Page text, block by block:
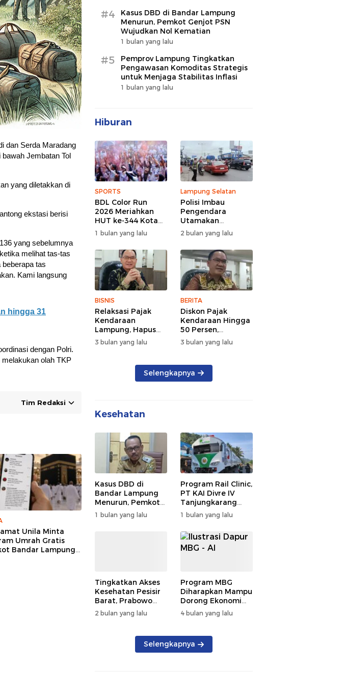
dan Serda Maradang
Jembatan Tol
yang diletakkan di
ekstasi berisi
yang sebelumnya
melihat tas-tas
tas
Kami langsung
hingga 31
dengan Polri.
olah TKP
Tim Redaksi
Unila Minta
Umrah Gratis
Bandar Lampung
#4
Kasus DBD di Bandar Lampung
Menurun, Pemkot Genjot PSN
Wujudkan Nol Kematian
1 bulan yang lalu
#5
Pemprov Lampung Tingkatkan
Pengawasan Komoditas Strategis
untuk Menjaga Stabilitas Inflasi
1 bulan yang lalu
Hiburan
SPORTS
BDL Color Run
2026 Meriahkan
HUT ke-344 Kota
Bandar Lampung,
Wujud Semangat
Sehat dan
Kebersamaan
1 bulan yang lalu
Lampung Selatan
Polisi Imbau
Pengendara
Utamakan
Keselamatan di
Tengah Kepadatan
Lalu Lintas Pagi
Hari
2 bulan yang lalu
BISNIS
Relaksasi Pajak
Kendaraan
Lampung, Hapus
Denda dan Beri
Diskon BBN
3 bulan yang lalu
BERITA
Diskon Pajak
Kendaraan Hingga
50 Persen,
Lampung Genjot
Mutasi Kendaraan
3 bulan yang lalu
Selengkapnya
Kesehatan
Kasus DBD di
Bandar Lampung
Menurun, Pemkot
Genjot PSN
Wujudkan Nol
1 bulan yang lalu
Program Rail Clinic,
PT KAI Divre IV
Tanjungkarang
Beri Layanan
Kesehatan Gratis
250 Warga
1 bulan yang lalu
Tingkatkan Akses
Kesehatan Pesisir
Barat, Prabowo
Resmikan RSUD KH
Muhammad Thohir
2 bulan yang lalu
Program MBG
Diharapkan Mampu
Dorong Ekonomi
Daerah, DPRD
Lampung Tekankan
Produk Lokal
4 bulan yang lalu
Selengkapnya